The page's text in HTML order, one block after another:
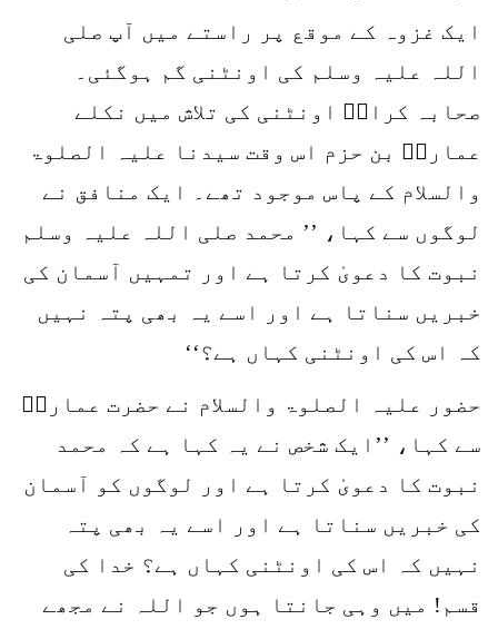
ایک غزوہ کے موقع پر راستے میں آپ صلی
اللہ علیہ وسلم کی اونٹنی گم ہوگئی۔
صحابہ کرامؓ اونٹنی کی تلاش میں نکلے
عمارہؓ بن حزم اس وقت سیدنا علیہ الصلوۃ
والسلام کے پاس موجود تھے۔ ایک منافق نے
لوگوں سے کہا، ’’ محمد صلی اللہ علیہ وسلم
نبوت کا دعویٰ کرتا ہے اور تمہیں آسمان کی
خبریں سناتا ہے اور اسے یہ بھی پتہ نہیں
کہ اس کی اونٹنی کہاں ہے؟‘‘
حضور علیہ الصلوۃ والسلام نے حضرت عمارہؓ
سے کہا، ’’ایک شخص نے یہ کہا ہے کہ محمد
نبوت کا دعویٰ کرتا ہے اور لوگوں کو آسمان
کی خبریں سناتا ہے اور اسے یہ بھی پتہ
نہیں کہ اس کی اونٹنی کہاں ہے؟ خدا کی
قسم! میں وہی جانتا ہوں جو اللہ نے مجھے